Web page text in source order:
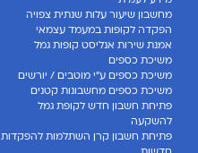
מחשבון שיעור עלות שנתית צפויה
הפקדה לקופות במעמד עצמאי
אמנת שירות אנליסט קופות גמל
משיכת כספים
משיכת כספים ע"י מוטבים / יורשים
משיכת כספים מחשבונות קטנים
פתיחת חשבון חדש לקופת גמל
להשקעה
פתיחת חשבון קרן השתלמות להפקדות